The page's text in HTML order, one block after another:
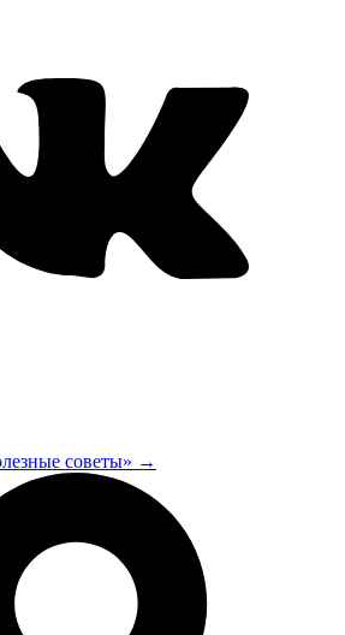
советы» →